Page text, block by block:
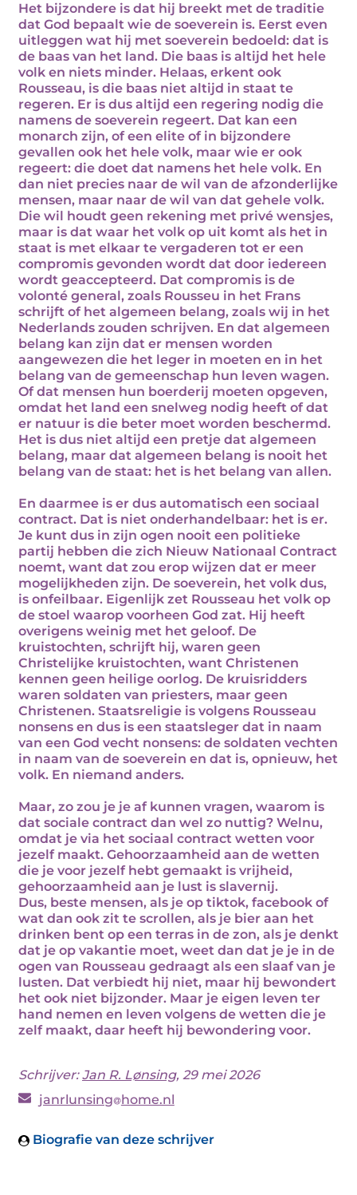
Het bijzondere is dat hij breekt met de traditie
dat God bepaalt wie de soeverein is. Eerst even
uitleggen wat hij met soeverein bedoeld: dat is
de baas van het land. Die baas is altijd het hele
volk en niets minder. Helaas, erkent ook
Rousseau, is die baas niet altijd in staat te
regeren. Er is dus altijd een regering nodig die
namens de soeverein regeert. Dat kan een
monarch zijn, of een elite of in bijzondere
gevallen ook het hele volk, maar wie er ook
regeert: die doet dat namens het hele volk. En
dan niet precies naar de wil van de afzonderlijke
mensen, maar naar de wil van dat gehele volk.
Die wil houdt geen rekening met privé wensjes,
maar is dat waar het volk op uit komt als het in
staat is met elkaar te vergaderen tot er een
compromis gevonden wordt dat door iedereen
wordt geaccepteerd. Dat compromis is de
volonté general, zoals Rousseu in het Frans
schrijft of het algemeen belang, zoals wij in het
Nederlands zouden schrijven. En dat algemeen
belang kan zijn dat er mensen worden
aangewezen die het leger in moeten en in het
belang van de gemeenschap hun leven wagen.
Of dat mensen hun boerderij moeten opgeven,
omdat het land een snelweg nodig heeft of dat
er natuur is die beter moet worden beschermd.
Het is dus niet altijd een pretje dat algemeen
belang, maar dat algemeen belang is nooit het
belang van de staat: het is het belang van allen.
En daarmee is er dus automatisch een sociaal
contract. Dat is niet onderhandelbaar: het is er.
Je kunt dus in zijn ogen nooit een politieke
partij hebben die zich Nieuw Nationaal Contract
noemt, want dat zou erop wijzen dat er meer
mogelijkheden zijn. De soeverein, het volk dus,
is onfeilbaar. Eigenlijk zet Rousseau het volk op
de stoel waarop voorheen God zat. Hij heeft
overigens weinig met het geloof. De
kruistochten, schrijft hij, waren geen
Christelijke kruistochten, want Christenen
kennen geen heilige oorlog. De kruisridders
waren soldaten van priesters, maar geen
Christenen. Staatsreligie is volgens Rousseau
nonsens en dus is een staatsleger dat in naam
van een God vecht nonsens: de soldaten vechten
in naam van de soeverein en dat is, opnieuw, het
volk. En niemand anders.
Maar, zo zou je je af kunnen vragen, waarom is
dat sociale contract dan wel zo nuttig? Welnu,
omdat je via het sociaal contract wetten voor
jezelf maakt. Gehoorzaamheid aan de wetten
die je voor jezelf hebt gemaakt is vrijheid,
gehoorzaamheid aan je lust is slavernij.
Dus, beste mensen, als je op tiktok, facebook of
wat dan ook zit te scrollen, als je bier aan het
drinken bent op een terras in de zon, als je denkt
dat je op vakantie moet, weet dan dat je je in de
ogen van Rousseau gedraagt als een slaaf van je
lusten. Dat verbiedt hij niet, maar hij bewondert
het ook niet bijzonder. Maar je eigen leven ter
hand nemen en leven volgens de wetten die je
zelf maakt, daar heeft hij bewondering voor.
Schrijver:Jan R. Lønsing, 29 mei 2026
janrlunsing home.nl
Biografie van deze schrijver